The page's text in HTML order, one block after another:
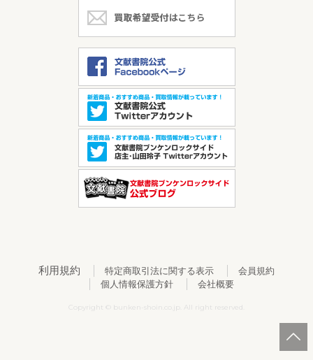
利用規約 特定商取引法に関する表示
会員規約
個人情報保護方針
会社概要
Copyright © bunken-shoin.co.jp. All right reserved.